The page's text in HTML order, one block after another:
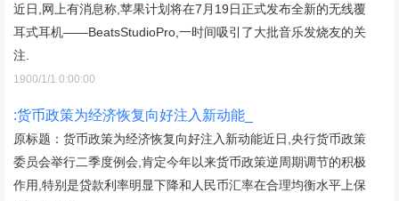
近日,网上有消息称,苹果计划将在7月19日正式发布全新的无线覆
耳式耳机——BeatsStudioPro,一时间吸引了大批音乐发烧友的关
注.
1900/1/1 0:00:00
:货币政策为经济恢复向好注入新动能_
原标题：货币政策为经济恢复向好注入新动能近日,央行货币政策
委员会举行二季度例会,肯定今年以来货币政策逆周期调节的积极
作用,特别是贷款利率明显下降和人民币汇率在合理均衡水平上保